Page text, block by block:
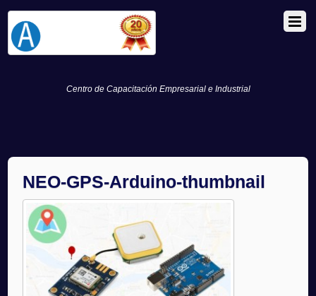
Centro de Capacitación Empresarial e Industrial
NEO-GPS-Arduino-thumbnail